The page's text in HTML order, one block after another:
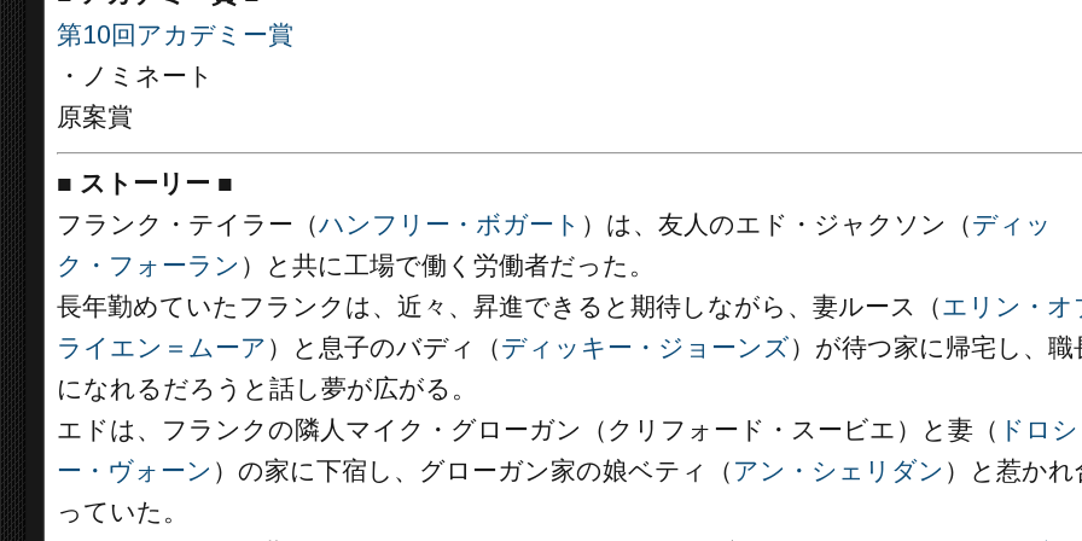
第10回アカデミー賞
・ノミネート
原案賞
■ ストーリー ■
フランク・テイラー（ハンフリー・ボガート ）は、友人のエド・ジャクソン（ディッ
ク・フォーラン ）と共に工場で働く労働者だった。
長年勤めていたフランクは、近々、昇進できると期待しながら、妻ルース（エリン・オ
ライエン＝ムーア ）と息子のバディ（ディッキー・ジョーンズ）が待つ家に帰宅し、職
になれるだろうと話し夢が広がる。
エドは、フランクの隣人マイク・グローガン（クリフォード・スービエ）と妻（ ドロシ
ー・ヴォーン ）の家に下宿し、グローガン家の娘ベティ（ アン・シェリダン ）と惹かれ
っていた。